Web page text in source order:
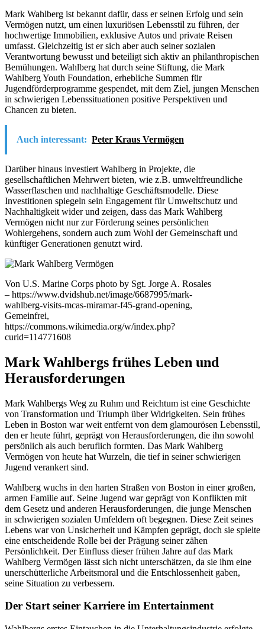
Mark Wahlberg ist bekannt dafür, dass er seinen Erfolg und sein
Vermögen nutzt, um einen luxuriösen Lebensstil zu führen, der
hochwertige Immobilien, exklusive Autos und private Reisen
umfasst. Gleichzeitig ist er sich aber auch seiner sozialen
Verantwortung bewusst und beteiligt sich aktiv an philanthropischen
Bemühungen. Wahlberg hat durch seine Stiftung, die Mark
Wahlberg Youth Foundation, erhebliche Summen für
Jugendförderprogramme gespendet, mit dem Ziel, jungen Menschen
in schwierigen Lebenssituationen positive Perspektiven und
Chancen zu bieten.
Auch interessant: Peter Kraus Vermögen
Darüber hinaus investiert Wahlberg in Projekte, die
gesellschaftlichen Mehrwert bieten, wie z.B. umweltfreundliche
Wasserflaschen und nachhaltige Geschäftsmodelle. Diese
Investitionen spiegeln sein Engagement für Umweltschutz und
Nachhaltigkeit wider und zeigen, dass das Mark Wahlberg
Vermögen nicht nur zur Förderung seines persönlichen
Wohlergehens, sondern auch zum Wohl der Gemeinschaft und
künftiger Generationen genutzt wird.
Von U.S. Marine Corps photo by Sgt. Jorge A. Rosales
– https://www.dvidshub.net/image/6687995/mark-
wahlberg-visits-mcas-miramar-f45-grand-opening,
Gemeinfrei,
https://commons.wikimedia.org/w/index.php?
curid=114771608
Mark Wahlbergs frühes Leben und
Herausforderungen
Mark Wahlbergs Weg zu Ruhm und Reichtum ist eine Geschichte
von Transformation und Triumph über Widrigkeiten. Sein frühes
Leben in Boston war weit entfernt von dem glamourösen Lebensstil,
den er heute führt, geprägt von Herausforderungen, die ihn sowohl
persönlich als auch beruflich formten. Das Mark Wahlberg
Vermögen von heute hat Wurzeln, die tief in seiner schwierigen
Jugend verankert sind.
Wahlberg wuchs in den harten Straßen von Boston in einer großen,
armen Familie auf. Seine Jugend war geprägt von Konflikten mit
dem Gesetz und anderen Herausforderungen, die junge Menschen
in schwierigen sozialen Umfeldern oft begegnen. Diese Zeit seines
Lebens war von Unsicherheit und Kämpfen geprägt, doch sie spielte
eine entscheidende Rolle bei der Prägung seiner zähen
Persönlichkeit. Der Einfluss dieser frühen Jahre auf das Mark
Wahlberg Vermögen lässt sich nicht unterschätzen, da sie ihm eine
unerschütterliche Arbeitsmoral und die Entschlossenheit gaben,
seine Situation zu verbessern.
Der Start seiner Karriere im Entertainment